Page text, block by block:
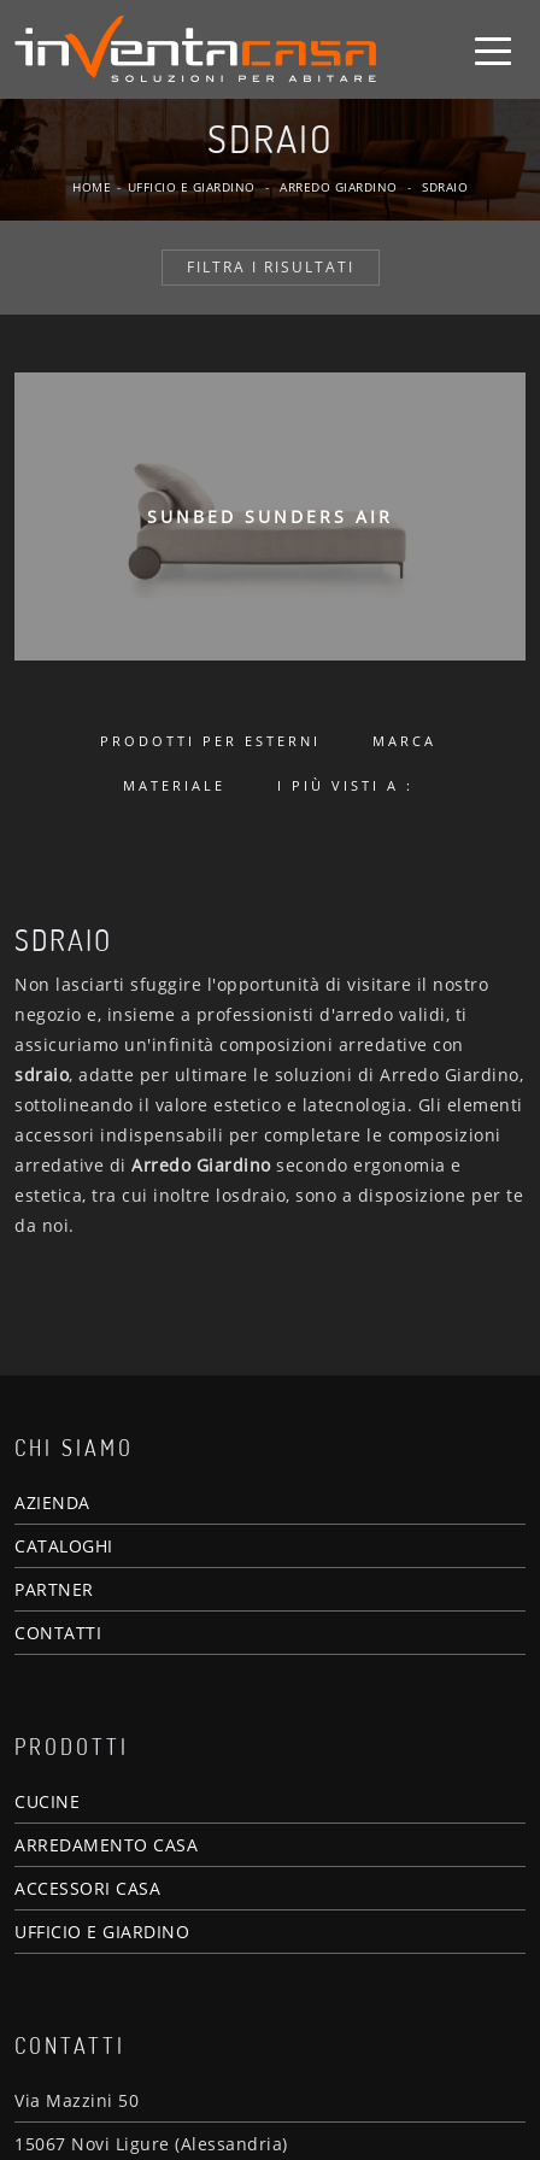
SDRAIO
HOME - UFFICIO E GIARDINO - ARREDO GIARDINO - SDRAIO
FILTRA I RISULTATI
SUNBED SUNDERS AIR
PRODOTTI PER ESTERNI MARCA
MATERIALE I PIÙ VISTI A :
SDRAIO
Non lasciarti sfuggire l'opportunità di visitare il nostro
negozio e, insieme a professionisti d'arredo validi, ti
assicuriamo un'infinità composizioni arredative con
sdraio, adatte per ultimare le soluzioni di Arredo Giardino,
sottolineando il valore estetico e latecnologia. Gli elementi
accessori indispensabili per completare le composizioni
arredative di Arredo Giardinosecondo ergonomia e
estetica, tra cui inoltre losdraio, sono a disposizione per te
da noi.
CHI SIAMO
AZIENDA
CATALOGHI
PARTNER
CONTATTI
PRODOTTI
CUCINE
ARREDAMENTO CASA
ACCESSORI CASA
UFFICIO E GIARDINO
CONTATTI
Via Mazzini 50
15067 Novi Ligure (Alessandria)